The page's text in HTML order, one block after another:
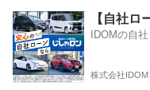
茨城 つくば市 つくば駅
【自社ロ
IDOMの自
株式会社IDOM